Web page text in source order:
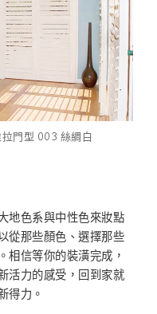
門型 003 絲綢白
地色系與中性色來妝點
從那些顏色、選擇那些
相信等你的裝潢完成，
活力的感受，回到家就
得力。